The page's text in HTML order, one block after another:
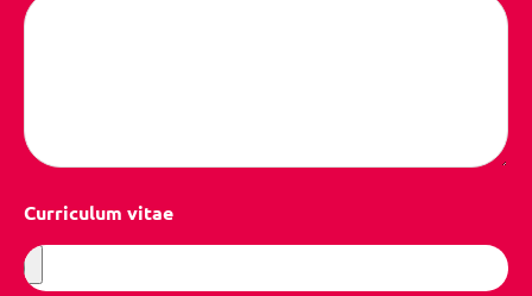
Curriculum vitae